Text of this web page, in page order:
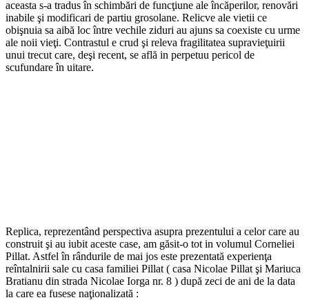
aceasta s-a tradus în schimbări de funcţiune ale încăperilor, renovări
inabile şi modificari de partiu grosolane. Relicve ale vietii ce
obişnuia sa aibă loc între vechile ziduri au ajuns sa coexiste cu urme
ale noii vieţi. Contrastul e crud şi releva fragilitatea supravieţuirii
unui trecut care, deşi recent, se află in perpetuu pericol de
scufundare în uitare.
Replica, reprezentând perspectiva asupra prezentului a celor care au
construit şi au iubit aceste case, am găsit-o tot in volumul Corneliei
Pillat. Astfel în rândurile de mai jos este prezentată experienţa
reîntalnirii sale cu casa familiei Pillat ( casa Nicolae Pillat şi Mariuca
Bratianu din strada Nicolae Iorga nr. 8 ) după zeci de ani de la data
la care ea fusese naţionalizată :